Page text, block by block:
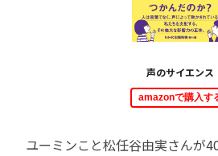
声のサイエンス
amazonで購入す
ユーミンこと松任谷由実さんが